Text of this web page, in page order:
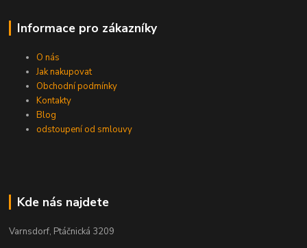
Informace pro zákazníky
O nás
Jak nakupovat
Obchodní podmínky
Kontakty
Blog
odstoupení od smlouvy
Kde nás najdete
Varnsdorf, Ptáčnická 3209